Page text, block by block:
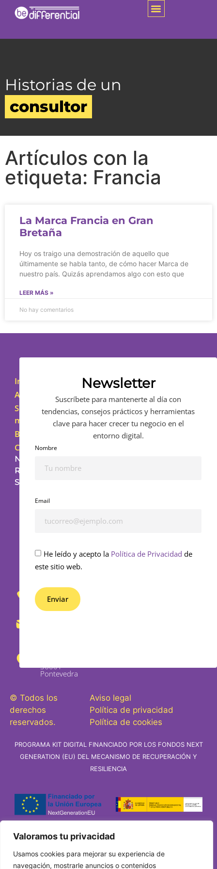
Valoramos tu privacidad
Usamos cookies para mejorar su experiencia de
navegación, mostrarle anuncios o contenidos
Historias de un
consultor
Artículos con la
etiqueta: Francia
La Marca Francia en Gran
Bretaña
Hoy os traigo una demostración de aquello que
últimamente se habla tanto, de cómo hacer Marca de
nuestro país. Quizás aprendamos algo con esto que
LEER MÁS »
No hay comentarios
Inicio
Asesoramiento
Sobre
mí
Blog
Contacto
NUESTRAS
REDES
SOCIALES
653
430
862
36001 -
Pontevedra
Newsletter
Suscríbete para mantenerte al día con
tendencias, consejos prácticos y herramientas
clave para hacer crecer tu negocio en el
entorno digital.
Nombre
Email
He leído y acepto la Política de Privacidad de
este sitio web.
Enviar
© Todos los
derechos
reservados.
Aviso legal
Política de privacidad
Política de cookies
PROGRAMA KIT DIGITAL FINANCIADO POR LOS FONDOS NEXT
GENERATION (EU) DEL MECANISMO DE RECUPERACIÓN Y
RESILIENCIA